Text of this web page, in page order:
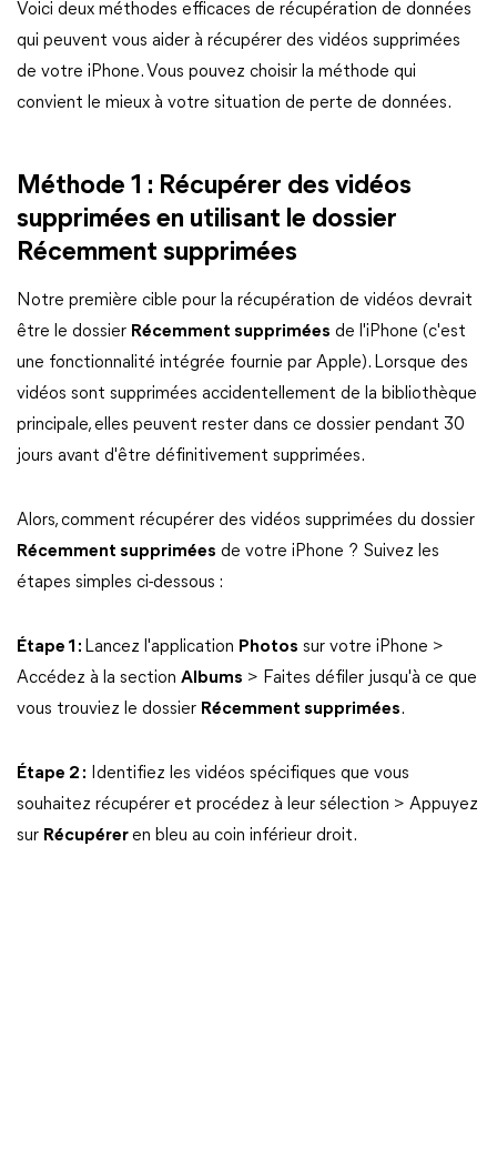
Voici deux méthodes efficaces de récupération de données
qui peuvent vous aider à récupérer des vidéos supprimées
de votre iPhone. Vous pouvez choisir la méthode qui
convient le mieux à votre situation de perte de données.
Méthode 1 : Récupérer des vidéos
supprimées en utilisant le dossier
Récemment supprimées
Notre première cible pour la récupération de vidéos devrait
être le dossier Récemment supprimées de l'iPhone (c'est
une fonctionnalité intégrée fournie par Apple). Lorsque des
vidéos sont supprimées accidentellement de la bibliothèque
principale, elles peuvent rester dans ce dossier pendant 30
jours avant d'être définitivement supprimées.
Alors, comment récupérer des vidéos supprimées du dossier
Récemment supprimées de votre iPhone ? Suivez les
étapes simples ci-dessous :
Étape 1 : Lancez l'application Photos sur votre iPhone >
Accédez à la section Albums > Faites défiler jusqu'à ce que
vous trouviez le dossier Récemment supprimées.
Étape 2 : Identifiez les vidéos spécifiques que vous
souhaitez récupérer et procédez à leur sélection > Appuyez
sur Récupéreren bleu au coin inférieur droit.